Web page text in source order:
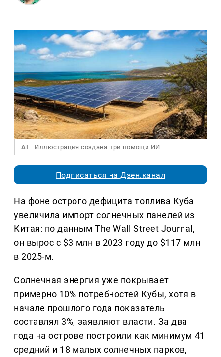
AI Иллюстрация создана при помощи ИИ
Подписаться на Дзен.канал
На фоне острого дефицита топлива Куба
увеличила импорт солнечных панелей из
Китая: по данным The Wall Street Journal,
он вырос с $3 млн в 2023 году до $117 млн
в 2025-м.
Солнечная энергия уже покрывает
примерно 10% потребностей Кубы, хотя в
начале прошлого года показатель
составлял 3%, заявляют власти. За два
года на острове построили как минимум 41
средний и 18 малых солнечных парков,